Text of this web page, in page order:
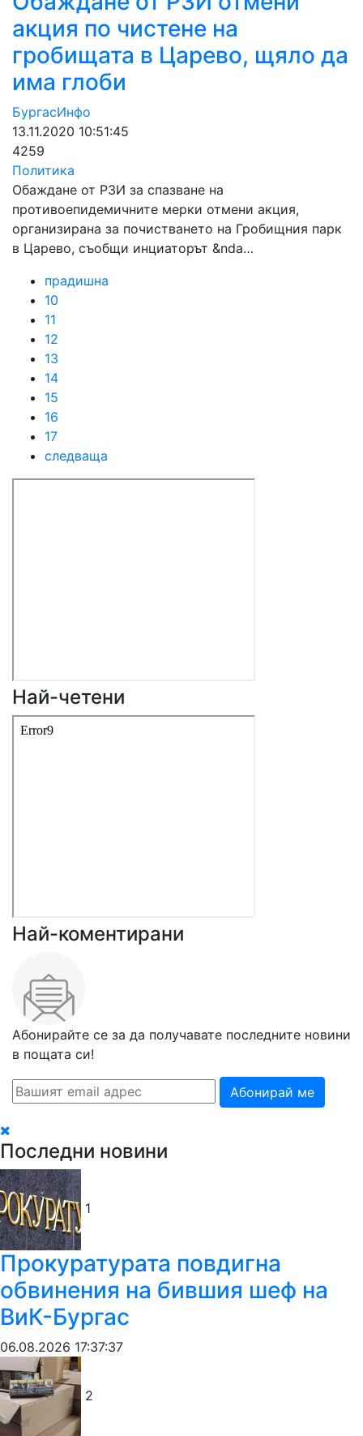
акция по чистене на
гробищата в Царево, щяло да
има глоби
БургасИнфо
13.11.2020 10:51:45
4259
Политика
Обаждане от РЗИ за спазване на
противоепидемичните мерки отмени акция,
организирана за почистването на Гробищния парк
в Царево, съобщи инциаторът &nda…
прадишна
10
11
12
13
14
15
16
17
следваща
Най-четени
Най-коментирани
Абонирайте се за да получавате последните новини
в пощата си!
Абонирай ме
Последни новини
1
Прокуратурата повдигна
обвинения на бившия шеф на
ВиК-Бургас
06.08.2026 17:37:37
2